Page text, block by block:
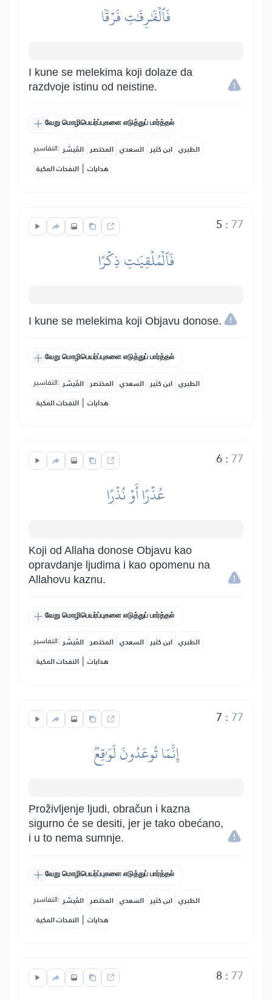
فَٱلۡفَٰرِقَٰتِ فَرۡقٗا
I kune se melekima koji dolaze da
razdvoje istinu od neistine.
வேறு மொழிபெயர்ப்புகளை எடுத்துப் பார்த்தல்
التفاسير: المُيسَّر المختصر السعدي ابن كثير الطبري
النفحات المكية | هدايات
5 : 77
فَٱلۡمُلۡقِيَٰتِ ذِكۡرًا
I kune se melekima koji Objavu donose.
வேறு மொழிபெயர்ப்புகளை எடுத்துப் பார்த்தல்
التفاسير: المُيسَّر المختصر السعدي ابن كثير الطبري
النفحات المكية | هدايات
6: 77
عُذۡرًا أَوۡ نُذۡرًا
Koji od Allaha donose Objavu kao
opravdanje ljudima i kao opomenu na
Allahovu kaznu.
வேறு மொழிபெயர்ப்புகளை எடுத்துப் பார்த்தல்
التفاسير: المُيسَّر المختصر السعدي ابن كثير الطبري
النفحات المكية | هدايات
7 : 77
إِنَّمَا تُوعَدُونَ لَوَٰقِعٞ
Proživljenje ljudi, obračun i kazna
sigurno će se desiti, jer je tako obećano,
i u to nema sumnje.
வேறு மொழிபெயர்ப்புகளை எடுத்துப் பார்த்தல்
التفاسير: المُيسَّر المختصر السعدي ابن كثير الطبري
النفحات المكية | هدايات
8 : 77